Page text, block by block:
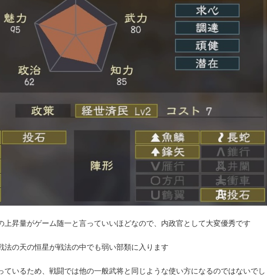
上昇量がゲーム随一と言っていいほどなので、内政官として大変優秀です
の天の恒星が戦法の中でも弱い部類に入ります
いるため、戦闘では他の一般武将と同じような使い方になるのではないでし